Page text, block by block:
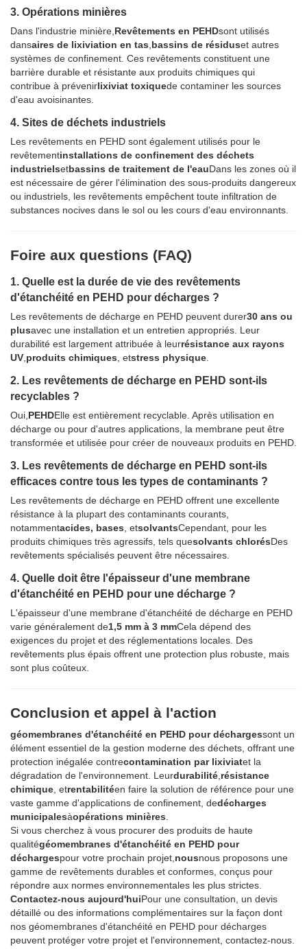
3. Opérations minières
Dans l'industrie minière, Revêtements en PEHDsont utilisés
dansaires de lixiviation en tas bassins de résiduset autres
systèmes de confinement. Ces revêtements constituent une
barrière durable et résistante aux produits chimiques qui
contribue à prévenirlixiviat toxiquede contaminer les sources
d'eau avoisinantes.
4. Sites de déchets industriels
Les revêtements en PEHD sont également utilisés pour le
revêtementinstallations de confinement des déchets
industrielsetbassins de traitement de l'eauDans les zones où il
est nécessaire de gérer l'élimination des sous-produits dangereux
ou industriels, les revêtements empêchent toute infiltration de
substances nocives dans le sol ou les cours d'eau environnants.
Foire aux questions (FAQ)
1. Quelle est la durée de vie des revêtements
d'étanchéité en PEHD pour décharges ?
Les revêtements de décharge en PEHD peuvent durer30 ans ou
plusavec une installation et un entretien appropriés. Leur
durabilité est largement attribuée à leurrésistance aux rayons
UV produits chimiques , etstress physique
2. Les revêtements de décharge en PEHD sont-ils
recyclables ?
Oui, PEHDElle est entièrement recyclable. Après utilisation en
décharge ou pour d'autres applications, la membrane peut être
transformée et utilisée pour créer de nouveaux produits en PEHD.
3. Les revêtements de décharge en PEHD sont-ils
efficaces contre tous les types de contaminants ?
Les revêtements de décharge en PEHD offrent une excellente
résistance à la plupart des contaminants courants,
notammentacides, bases , etsolvantsCependant, pour les
produits chimiques très agressifs, tels quesolvants chlorésDes
revêtements spécialisés peuvent être nécessaires.
4. Quelle doit être l'épaisseur d'une membrane
d'étanchéité en PEHD pour une décharge ?
L'épaisseur d'une membrane d'étanchéité de décharge en PEHD
varie généralement de1,5 mm à 3 mmCela dépend des
exigences du projet et des réglementations locales. Des
revêtements plus épais offrent une protection plus robuste, mais
sont plus coûteux.
Conclusion et appel à l'action
géomembranes d'étanchéité en PEHD pour déchargessont un
élément essentiel de la gestion moderne des déchets, offrant une
protection inégalée contrecontamination par lixiviatet la
dégradation de l'environnement. Leurdurabilité résistance
chimique , etrentabilitéen faire la solution de référence pour une
vaste gamme d'applications de confinement, dedécharges
municipalesàopérations minières
Si vous cherchez à vous procurer des produits de haute
qualitégéomembranes d'étanchéité en PEHD pour
déchargespour votre prochain projet, nousnous proposons une
gamme de revêtements durables et conformes, conçus pour
répondre aux normes environnementales les plus strictes.
Contactez-nous aujourd'huiPour une consultation, un devis
détaillé ou des informations complémentaires sur la façon dont
nos géomembranes d'étanchéité en PEHD pour décharges
peuvent protéger votre projet et l'environnement, contactez-nous.